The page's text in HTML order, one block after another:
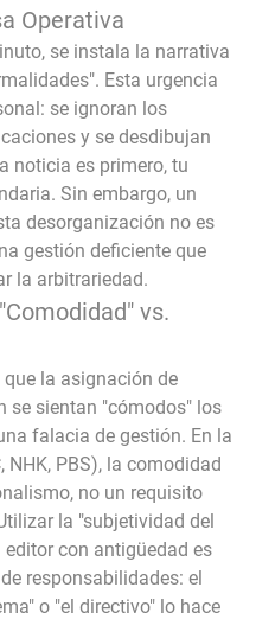
Operativa
se instala la narrativa
Esta urgencia
se ignoran los
y se desdibujan
noticia es primero, tu
Sin embargo, un
desorganización no es
gestión deficiente que
la arbitrariedad.
vs.
la asignación de
se sientan "cómodos" los
falacia de gestión. En la
PBS), la comodidad
no un requisito
la "subjetividad del
con antigüedad es
responsabilidades: el
o "el directivo" lo hace